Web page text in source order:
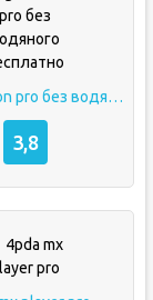
alight motion pro без водяного бесплатно
3,8